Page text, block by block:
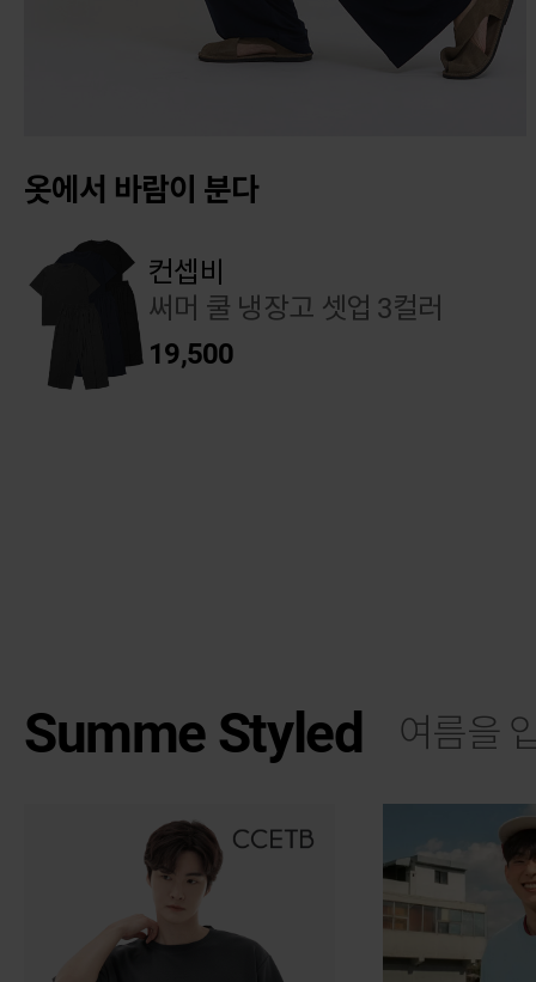
옷에서 바람이 분다
컨셉비
써머 쿨 냉장고 셋업 3컬러
19,500
Summe Styled 여름을